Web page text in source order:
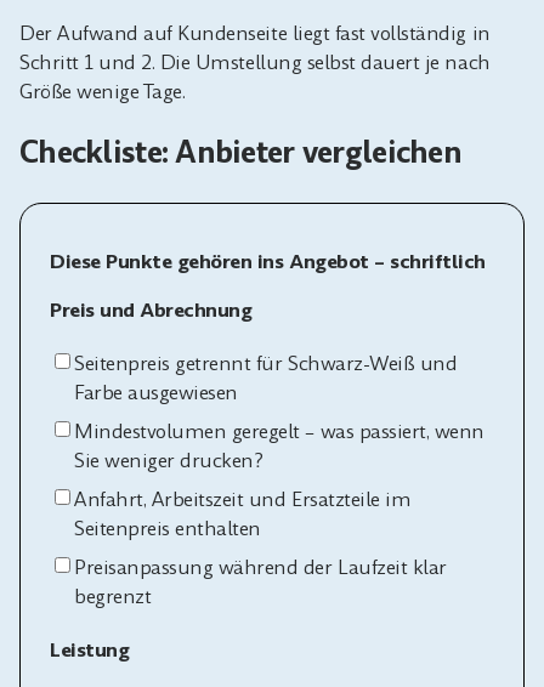
Der Aufwand auf Kundenseite liegt fast vollständig in
Schritt 1 und 2. Die Umstellung selbst dauert je nach
Größe wenige Tage.
Checkliste: Anbieter vergleichen
Diese Punkte gehören ins Angebot – schriftlich
Preis und Abrechnung
Seitenpreis getrennt für Schwarz-Weiß und
Farbe ausgewiesen
Mindestvolumen geregelt – was passiert, wenn
Sie weniger drucken?
Anfahrt, Arbeitszeit und Ersatzteile im
Seitenpreis enthalten
Preisanpassung während der Laufzeit klar
begrenzt
Leistung